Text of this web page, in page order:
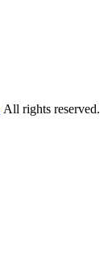
All rights reserved.